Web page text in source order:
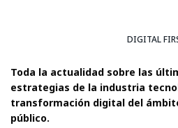
DIGITAL
Toda la actualidad sobre las
estrategias de la industria
transformación digital del
público.